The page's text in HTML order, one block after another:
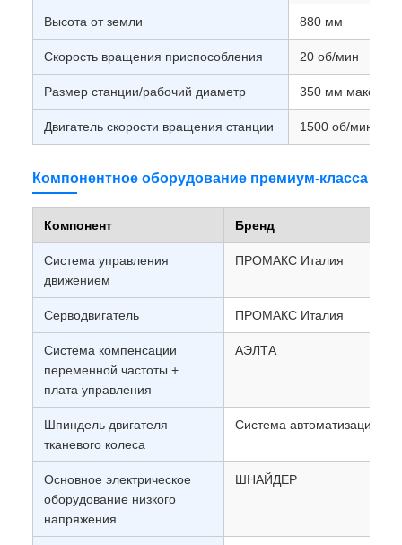
Высота от земли 880 мм
Скорость вращения приспособления 20 об/мин
Размер станции/рабочий диаметр 350 мм макс.
Двигатель скорости вращения станции 1500 об/мин
Компонентное оборудование премиум-класса
Компонент Бренд
Система управления
движением
ПРОМАКС Италия
Серводвигатель ПРОМАКС Италия
Система компенсации
переменной частоты +
плата управления
АЭЛТА
Шпиндель двигателя
тканевого колеса
Система автоматизации
Основное электрическое
оборудование низкого
напряжения
ШНАЙДЕР